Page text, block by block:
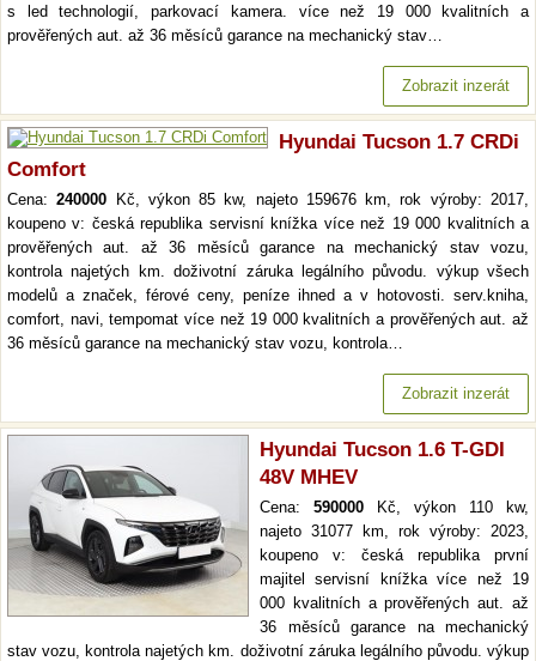
s led technologií, parkovací kamera. více než 19 000 kvalitních a
prověřených aut. až 36 měsíců garance na mechanický stav…
Zobrazit inzerát
Hyundai Tucson 1.7 CRDi
Comfort
Cena:240000 Kč, výkon 85 kw, najeto 159676 km, rok výroby: 2017,
koupeno v: česká republika servisní knížka více než 19 000 kvalitních a
prověřených aut. až 36 měsíců garance na mechanický stav vozu,
kontrola najetých km. doživotní záruka legálního původu. výkup všech
modelů a značek, férové ceny, peníze ihned a v hotovosti. serv.kniha,
comfort, navi, tempomat více než 19 000 kvalitních a prověřených aut. až
36 měsíců garance na mechanický stav vozu, kontrola…
Zobrazit inzerát
Hyundai Tucson 1.6 T-GDI
48V MHEV
Cena: 590000 Kč, výkon 110 kw,
najeto 31077 km, rok výroby: 2023,
koupeno v: česká republika první
majitel servisní knížka více než 19
000 kvalitních a prověřených aut. až
36 měsíců garance na mechanický
stav vozu, kontrola najetých km. doživotní záruka legálního původu. výkup